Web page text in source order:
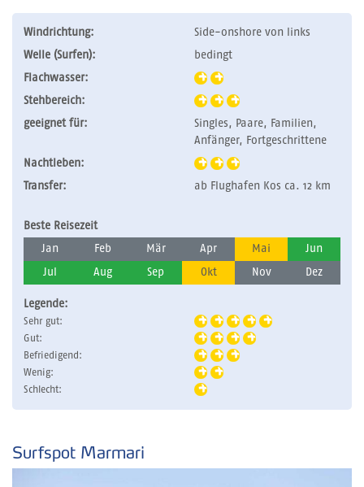
Windrichtung:
Side-onshore von links
Welle (Surfen):
bedingt
Flachwasser:
Stehbereich:
geeignet für:
Singles, Paare, Familien,
Anfänger, Fortgeschrittene
Nachtleben:
Transfer:
ab Flughafen Kos ca. 12 km
Beste Reisezeit
Jan Feb Mär Apr Mai Jun
Jul Aug Sep Okt Nov Dez
Legende:
Sehr gut:
Gut:
Befriedigend:
Wenig:
Schlecht:
Surfspot Marmari